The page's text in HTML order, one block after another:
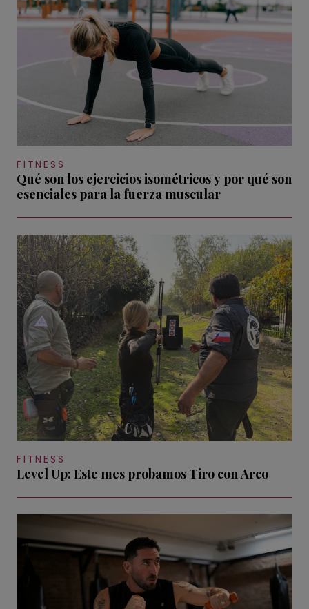
FITNESS
Qué son los ejercicios isométricos y por qué son
esenciales para la fuerza muscular
FITNESS
Level Up: Este mes probamos Tiro con Arco